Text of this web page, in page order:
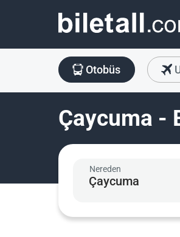
Otobüs
Çaycuma -
Nereden